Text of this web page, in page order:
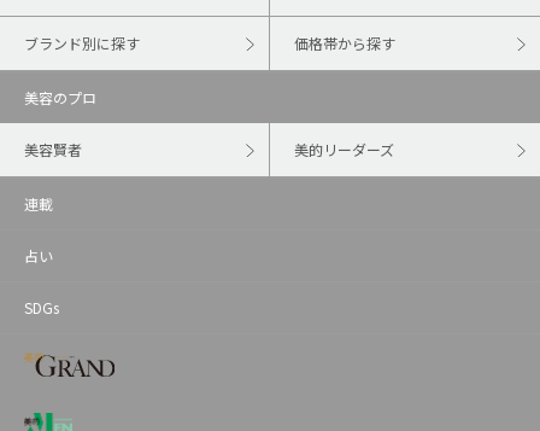
ブランド別に探す 価格帯から探す
美容のプロ
美容賢者 美的リーダーズ
連載
占い
SDGs